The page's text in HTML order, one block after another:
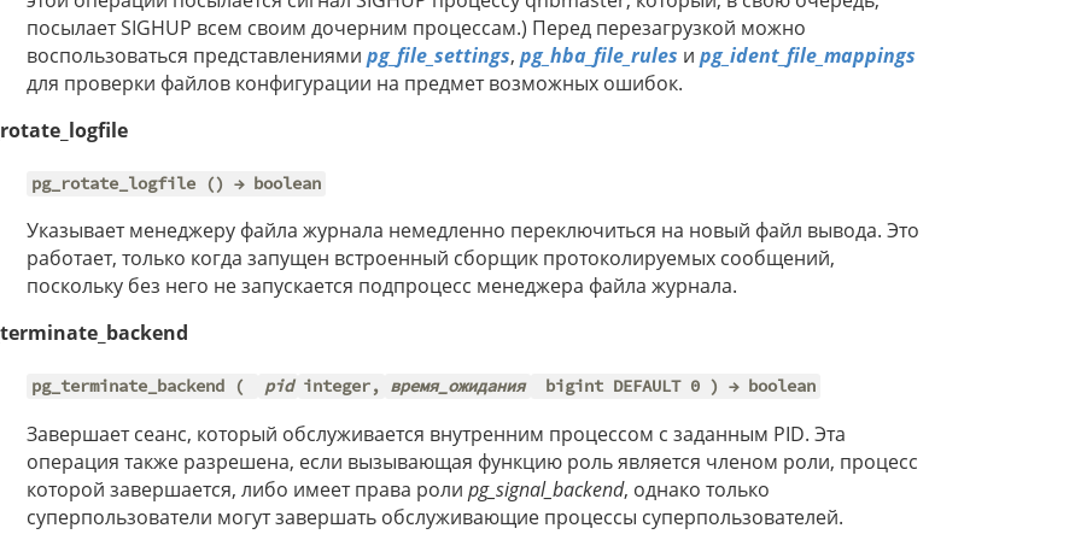
посылает SIGHUP всем своим дочерним процессам.) Перед перезагрузкой можно
воспользоваться представлениями pg_file_settings, pg_hba_file_rules и pg_ident_file_mappings
для проверки файлов конфигурации на предмет возможных ошибок.
pg_rotate_logfile () → boolean
Указывает менеджеру файла журнала немедленно переключиться на новый файл вывода. Это
работает, только когда запущен встроенный сборщик протоколируемых сообщений,
поскольку без него не запускается подпроцесс менеджера файла журнала.
pg_terminate_backend ( pid integer, время_ожидания bigint DEFAULT 0 ) → boolean
Завершает сеанс, который обслуживается внутренним процессом с заданным PID. Эта
операция также разрешена, если вызывающая функцию роль является членом роли, процесс
которой завершается, либо имеет права роли pg_signal_backend, однако только
суперпользователи могут завершать обслуживающие процессы суперпользователей.